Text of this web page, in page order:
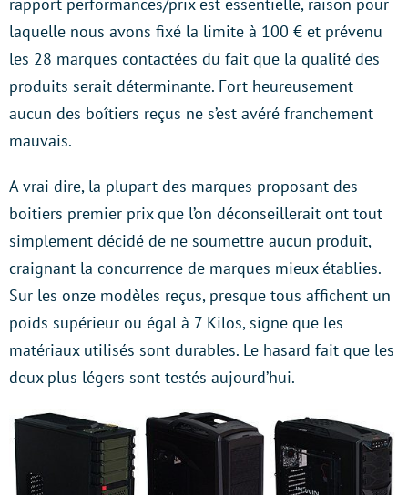
laquelle nous avons fixé la limite à 100 € et prévenu
les 28 marques contactées du fait que la qualité des
produits serait déterminante. Fort heureusement
aucun des boîtiers reçus ne s’est avéré franchement
mauvais.
A vrai dire, la plupart des marques proposant des
boitiers premier prix que l’on déconseillerait ont tout
simplement décidé de ne soumettre aucun produit,
craignant la concurrence de marques mieux établies.
Sur les onze modèles reçus, presque tous affichent un
poids supérieur ou égal à 7 Kilos, signe que les
matériaux utilisés sont durables. Le hasard fait que les
deux plus légers sont testés aujourd’hui.